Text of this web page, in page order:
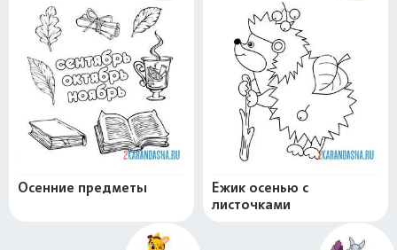
Осенние предметы
Ежик осенью с
листочками